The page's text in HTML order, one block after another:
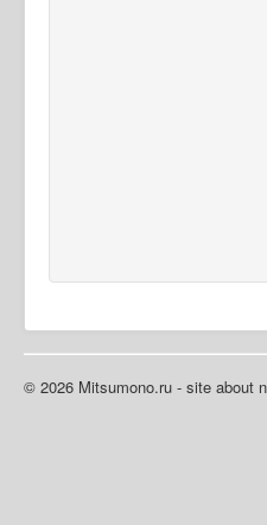
© 2026 Mitsumono.ru - site about